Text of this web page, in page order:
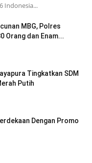
Indonesia...
MBG, Polres
Orang dan Enam...
Tingkatkan SDM
Putih
Dengan Promo